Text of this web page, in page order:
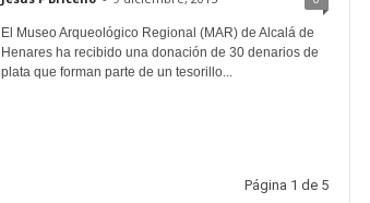
El Museo Arqueológico Regional (MAR) de Alcalá de
Henares ha recibido una donación de 30 denarios de
plata que forman parte de un tesorillo...
Página 1 de 5